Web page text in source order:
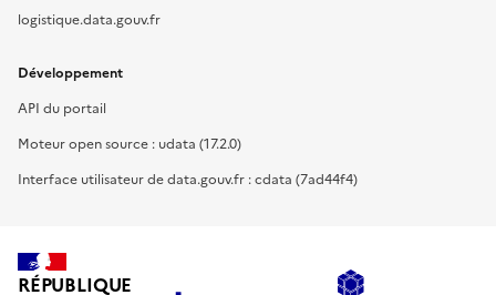
logistique.data.gouv.fr
Développement
API du portail
Moteur open source : udata (17.2.0)
Interface utilisateur de data.gouv.fr : cdata (7ad44f4)
RÉPUBLIQUE